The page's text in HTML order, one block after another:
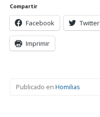
Compartir
Facebook Twitter
Imprimir
Publicado en Homilias